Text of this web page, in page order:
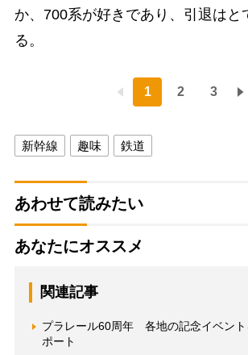
か、700系が好きであり、引退はと
る。
1 2 3
新幹線 趣味 鉄道
あわせて読みたい
あなたにオススメ
関連記事
プラレール60周年 各地の記念イベント
ポート